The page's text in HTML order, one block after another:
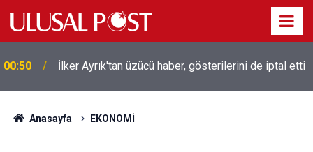
00:39
Liverpool efsanesi Mısırlı yıldız Mohamed Salah
Trabzonspor ile anlaştı! Yarın geliyor
Anasayfa EKONOMİ